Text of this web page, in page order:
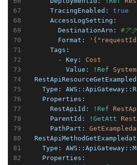
      TracingEnabled:
true
      AccessLogSetting:
        DestinationArn:
#ア
        Format:
      Tags:
        - Key:
Cost
          Value:
!Ref
    Type:
    Properties:
      RestApiId:
!Ref
      ParentId:
!GetAtt
      PathPart:
    Type:
    Properties: